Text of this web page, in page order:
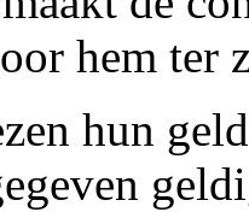
hem ter
hun